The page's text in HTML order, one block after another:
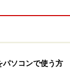
できる
ソコンで使う方